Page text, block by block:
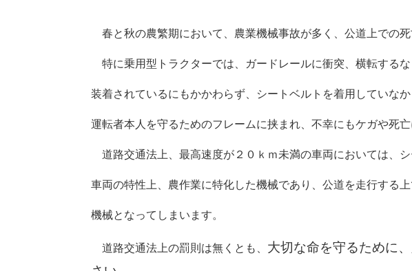
春と秋の農繁期において、農業機械事故が多く、公道上での死
特に乗用型トラクターでは、ガードレールに衝突、横転する
装着されているにもかかわらず、シートベルトを着用していなか
運転者本人を守るためのフレームに挟まれ、不幸にもケガや死亡
道路交通法上、最高速度が２０ｋｍ未満の車両においては、シ
車両の特性上、農作業に特化した機械であり、公道を走行する
機械となってしまいます。
道路交通法上の罰則は無くとも、 大切な命を守るために